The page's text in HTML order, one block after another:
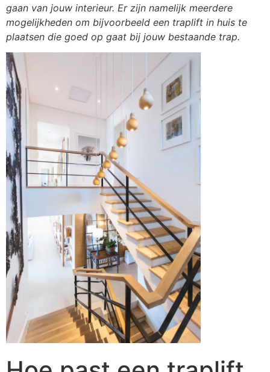
gaan van jouw interieur. Er zijn namelijk meerdere
mogelijkheden om bijvoorbeeld een traplift in huis te
plaatsen die goed op gaat bij jouw bestaande trap.